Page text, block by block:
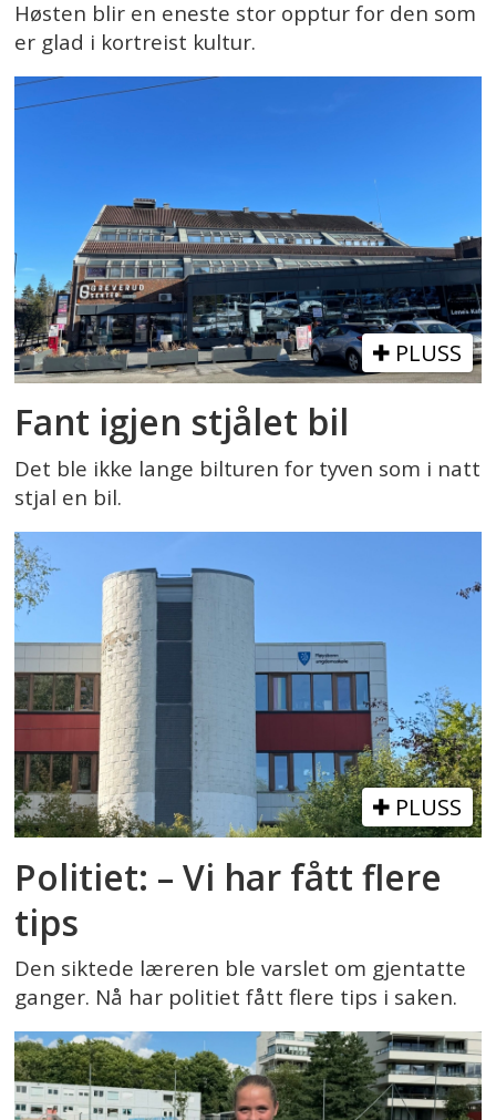
Høsten blir en eneste stor opptur for den som
er glad i kortreist kultur.
PLUSS
Fant igjen stjålet bil
Det ble ikke lange bilturen for tyven som i natt
stjal en bil.
PLUSS
Politiet: – Vi har fått flere
tips
Den siktede læreren ble varslet om gjentatte
ganger. Nå har politiet fått flere tips i saken.